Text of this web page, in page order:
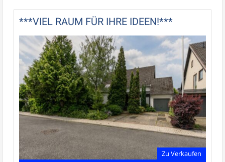
***VIEL RAUM FÜR IHRE IDEEN!***
Zu Verkaufen